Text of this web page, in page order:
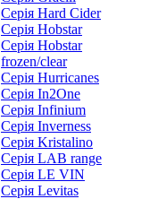
Серія Hard Cider
Серія Hobstar
Серія Hobstar
frozen/clear
Серія Hurricanes
Серія In2One
Серія Infinium
Серія Inverness
Серія Kristalino
Серія LAB range
Серія LE VIN
Серія Levitas